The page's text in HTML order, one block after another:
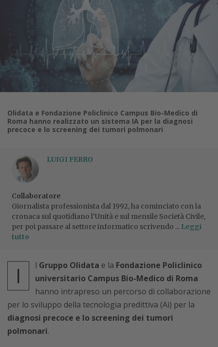
Olidata e Fondazione Policlinico Campus Bio-Medico di
Roma hanno realizzato un sistema IA per la diagnosi
precoce e lo screening dei tumori polmonari
LUIGI FERRO
Collaboratore
Giornalista professionista dal 1992, ha cominciato con la
cronaca sul quotidiano l’Unità e sul mensile Società Civile,
per poi passare al settore informatico scrivendo ... Leggi
tutto
I l Gruppo Olidata e la Fondazione Policlinico
universitario Campus Bio-Medico di Roma
hanno intrapreso un percorso di collaborazione
per lo sviluppo della tecnologia predittiva (Ai) per la
diagnosi precoce e lo screening dei tumori
polmonari.